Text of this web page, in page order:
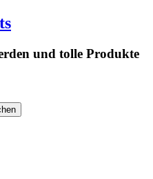
und tolle Produkte